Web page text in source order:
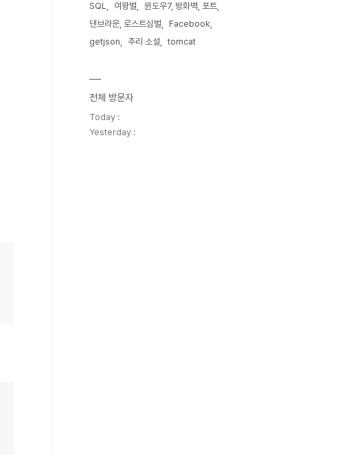
SQL
여왕벌
윈도우7, 방화벽, 포트
댄브라운, 로스트심벌
Facebook
getjson
추리 소설 tomcat
전체 방문자
Today :
Yesterday :